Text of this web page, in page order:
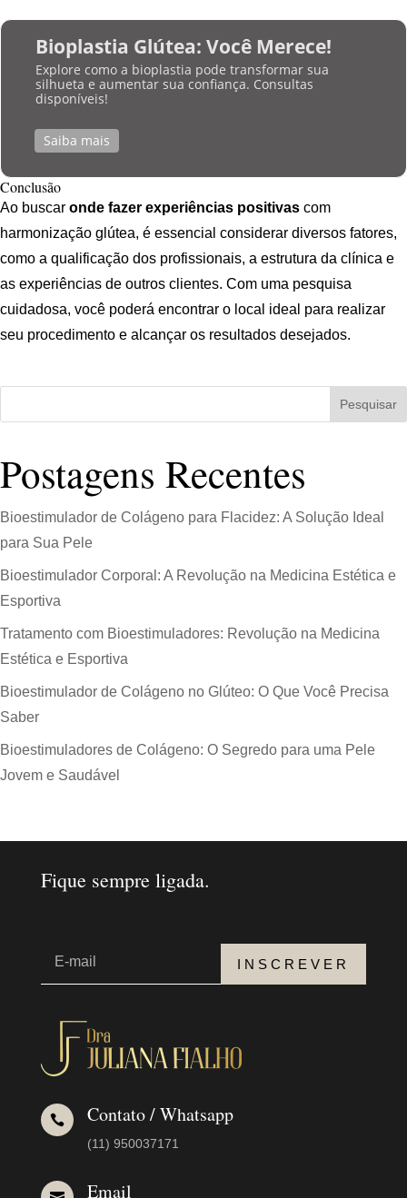
Bioplastia Glútea: Você Merece!
Explore como a bioplastia pode transformar sua
silhueta e aumentar sua confiança. Consultas
disponíveis!
Saiba mais
Conclusão
Ao buscar onde fazer experiências positivas com
harmonização glútea, é essencial considerar diversos fatores,
como a qualificação dos profissionais, a estrutura da clínica e
as experiências de outros clientes. Com uma pesquisa
cuidadosa, você poderá encontrar o local ideal para realizar
seu procedimento e alcançar os resultados desejados.
Pesquisar
Postagens Recentes
Bioestimulador de Colágeno para Flacidez: A Solução Ideal
para Sua Pele
Bioestimulador Corporal: A Revolução na Medicina Estética e
Esportiva
Tratamento com Bioestimuladores: Revolução na Medicina
Estética e Esportiva
Bioestimulador de Colágeno no Glúteo: O Que Você Precisa
Saber
Bioestimuladores de Colágeno: O Segredo para uma Pele
Jovem e Saudável
Fique sempre ligada.
INSCREVER
 Contato / Whatsapp
(11) 950037171
Email